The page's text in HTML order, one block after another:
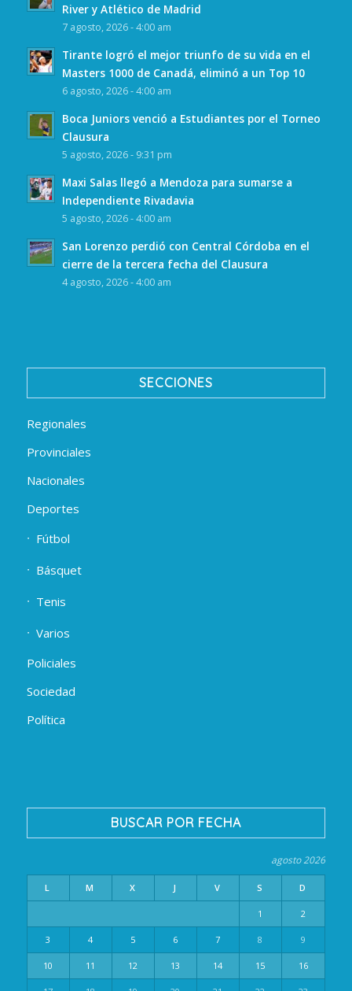
River y Atlético de Madrid
7 agosto, 2026 - 4:00 am
Tirante logró el mejor triunfo de su vida en el
Masters 1000 de Canadá, eliminó a un Top 10
6 agosto, 2026 - 4:00 am
Boca Juniors venció a Estudiantes por el Torneo
Clausura
5 agosto, 2026 - 9:31 pm
Maxi Salas llegó a Mendoza para sumarse a
Independiente Rivadavia
5 agosto, 2026 - 4:00 am
San Lorenzo perdió con Central Córdoba en el
cierre de la tercera fecha del Clausura
4 agosto, 2026 - 4:00 am
SECCIONES
Regionales
Provinciales
Nacionales
Deportes
Fútbol
Básquet
Tenis
Varios
Policiales
Sociedad
Política
BUSCAR POR FECHA
agosto 2026
L M X J V S D
1 2
3 4 5 6 7 8 9
10 11 12 13 14 15 16